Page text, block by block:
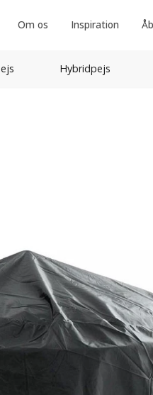
Om os Inspiration
Hybridpejs